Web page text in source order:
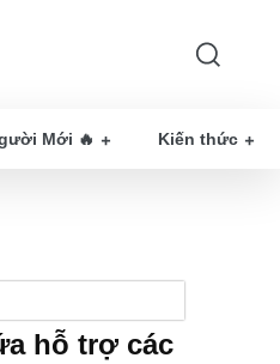
Mới 🔥 Kiến thức
hỗ trợ các